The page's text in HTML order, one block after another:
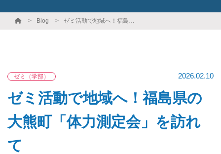
Blog ゼミ活動で地域へ！福島県の大熊町「体力測定会」を訪れて
ゼミ（学部） 2026.02.10
ゼミ活動で地域へ！福島県の
大熊町「体力測定会」を訪れ
て